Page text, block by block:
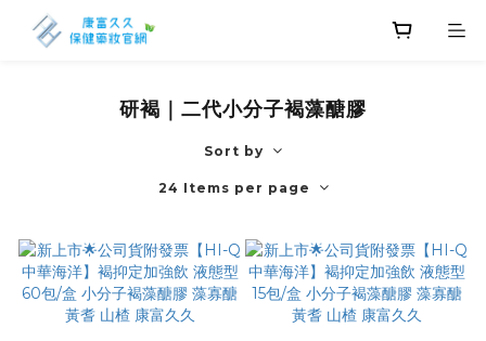
研褐｜二代小分子褐藻醣膠
Sort by
24 Items per page